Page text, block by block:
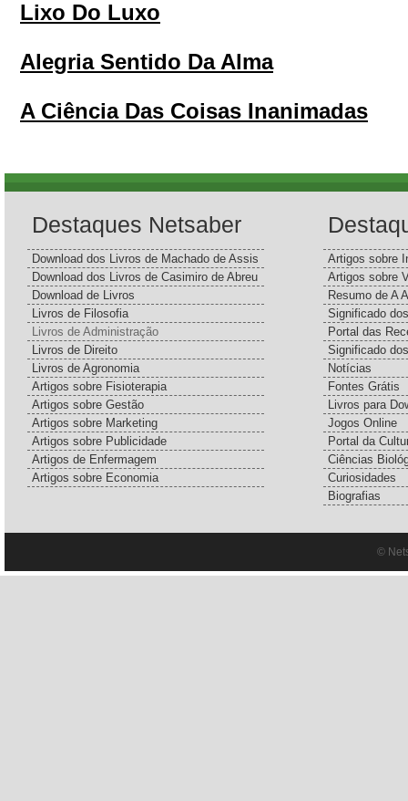
Lixo Do Luxo
Alegria Sentido Da Alma
A Ciência Das Coisas Inanimadas
Destaques Netsaber
Download dos Livros de Machado de Assis
Download dos Livros de Casimiro de Abreu
Download de Livros
Livros de Filosofia
Livros de Administração
Livros de Direito
Livros de Agronomia
Artigos sobre Fisioterapia
Artigos sobre Gestão
Artigos sobre Marketing
Artigos sobre Publicidade
Artigos de Enfermagem
Artigos sobre Economia
Artigos sobre
Artigos sobre
Resumo de A
Significado
Portal das
Significado
Notícias
Fontes Grátis
Livros para
Jogos Online
Portal da
Ciências
Curiosidades
Biografias
©